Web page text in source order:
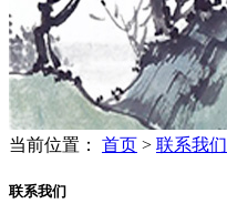
当前位置： 首页 > 联系我们
联系我们